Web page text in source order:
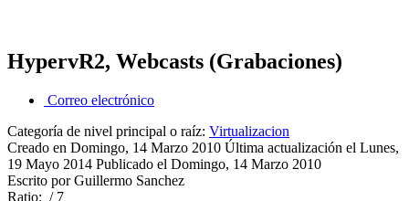
HypervR2, Webcasts (Grabaciones)
Correo electrónico
Categoría de nivel principal o raíz: Virtualizacion
Creado en Domingo, 14 Marzo 2010 Última actualización el Lunes,
19 Mayo 2014 Publicado el Domingo, 14 Marzo 2010
Escrito por Guillermo Sanchez
Ratio: / 7